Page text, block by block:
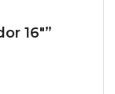
16″”